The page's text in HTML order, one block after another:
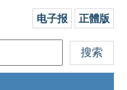
电子报 正體版